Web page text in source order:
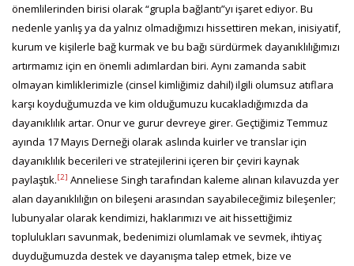
önemlilerinden birisi olarak “grupla bağlantı”yı işaret ediyor. Bu
nedenle yanlış ya da yalnız olmadığımızı hissettiren mekan, inisiyatif,
kurum ve kişilerle bağ kurmak ve bu bağı sürdürmek dayanıklılığımızı
artırmamız için en önemli adımlardan biri. Aynı zamanda sabit
olmayan kimliklerimizle (cinsel kimliğimiz dahil) ilgili olumsuz atıflara
karşı koyduğumuzda ve kim olduğumuzu kucakladığımızda da
dayanıklılık artar. Onur ve gurur devreye girer. Geçtiğimiz Temmuz
ayında 17 Mayıs Derneği olarak aslında kuirler ve translar için
dayanıklılık becerileri ve stratejilerini içeren bir çeviri kaynak
paylaştık.[2] Anneliese Singh tarafından kaleme alınan kılavuzda yer
alan dayanıklılığın on bileşeni arasından sayabileceğimiz bileşenler;
lubunyalar olarak kendimizi, haklarımızı ve ait hissettiğimiz
toplulukları savunmak, bedenimizi olumlamak ve sevmek, ihtiyaç
duyduğumuzda destek ve dayanışma talep etmek, bize ve